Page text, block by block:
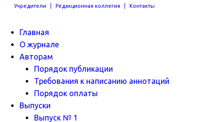
Учредители Редакционная коллегия Контакты
Главная
О журнале
Авторам
Порядок публикации
Требования к написанию аннотаций
Порядок оплаты
Выпуски
Выпуск № 1